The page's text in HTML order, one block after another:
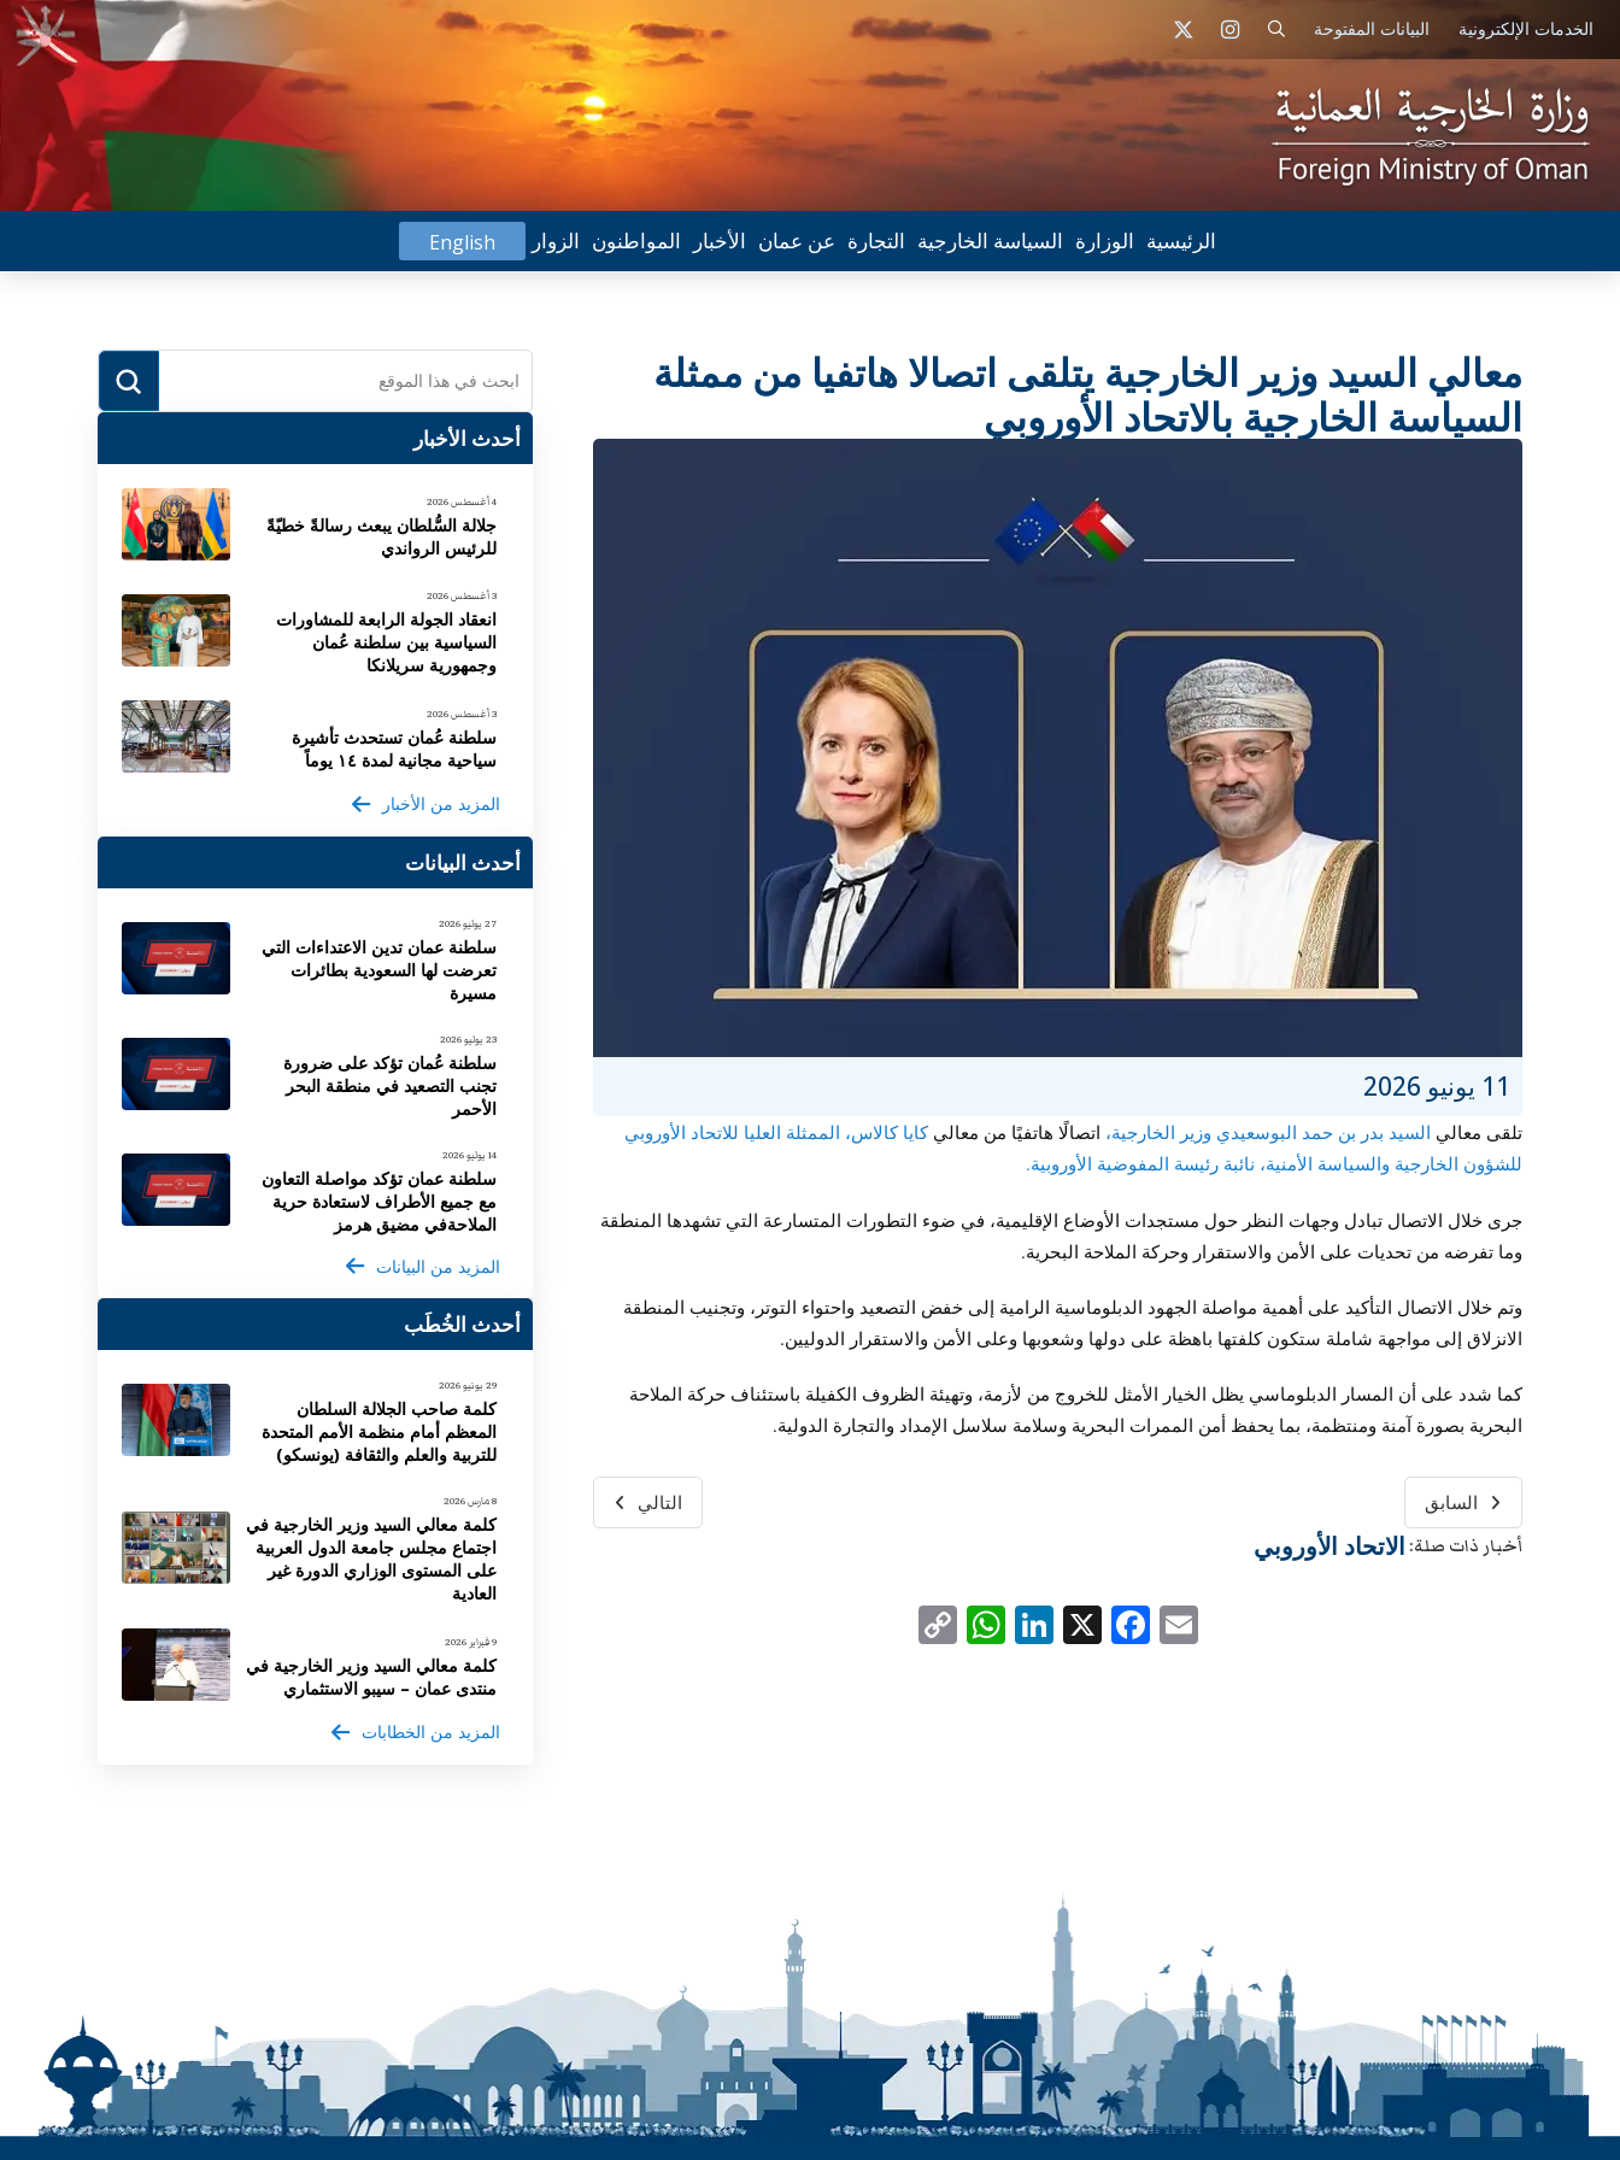
الخدمات الإلكترونية البيانات المفتوحة
English الزوار المواطنون الأخبار عن عمان التجارة السياسة الخارجية الوزارة الرئيسية
معالي السيد وزير الخارجية يتلقى اتصالا هاتفيا من ممثلة
السياسة الخارجية بالاتحاد الأوروبي
11 يونيو 2026
تلقى معالي السيد بدر بن حمد البوسعيدي وزير الخارجية، اتصالًا هاتفيًا من معاليكايا كالاس، الممثلة العليا للاتحاد الأوروبي
للشؤون الخارجية والسياسة الأمنية، نائبة رئيسة المفوضية الأوروبية.
جرى خلال الاتصال تبادل وجهات النظر حول مستجدات الأوضاع الإقليمية، في ضوء التطورات المتسارعة التي تشهدها المنطقة
وما تفرضه من تحديات على الأمن والاستقرار وحركة الملاحة البحرية.
وتم خلال الاتصال التأكيد على أهمية مواصلة الجهود الدبلوماسية الرامية إلى خفض التصعيد واحتواء التوتر، وتجنيب المنطقة
الانزلاق إلى مواجهة شاملة ستكون كلفتها باهظة على دولها وشعوبها وعلى الأمن والاستقرار الدوليين.
كما شدد على أن المسار الدبلوماسي يظل الخيار الأمثل للخروج من لأزمة، وتهيئة الظروف الكفيلة باستئناف حركة الملاحة
البحرية بصورة آمنة ومنتظمة، بما يحفظ أمن الممرات البحرية وسلامة سلاسل الإمداد والتجارة الدولية.
السابق التالي
أخبار ذات صلة: الاتحاد الأوروبي
Email
Facebook
X
LinkedIn
WhatsApp
Search
Submit
أحدث الأخبار
4 أغسطس 2026
جلالة السُّلطان يبعث رسالةً خطيّةً
للرئيس الرواندي
3 أغسطس 2026
انعقاد الجولة الرابعة للمشاورات
السياسية بين سلطنة عُمان
وجمهورية سريلانكا
3 أغسطس 2026
سلطنة عُمان تستحدث تأشيرة
سياحية مجانية لمدة ١٤ يوماً
المزيد من الأخبار
أحدث البيانات
27 يوليو 2026
سلطنة عمان تدين الاعتداءات التي
تعرضت لها السعودية بطائرات
مسيرة
23 يوليو 2026
سلطنة عُمان تؤكد على ضرورة
تجنب التصعيد في منطقة البحر
الأحمر
14 يوليو 2026
سلطنة عمان تؤكد مواصلة التعاون
مع جميع الأطراف لاستعادة حرية
الملاحةفي مضيق هرمز
المزيد من البيانات
أحدث الخُطَب
29 يونيو 2026
كلمة صاحب الجلالة السلطان
المعظم أمام منظمة الأمم المتحدة
للتربية والعلم والثقافة (يونسكو)
8 مارس 2026
كلمة معالي السيد وزير الخارجية في
اجتماع مجلس جامعة الدول العربية
على المستوى الوزاري الدورة غير
العادية
9 فبراير 2026
كلمة معالي السيد وزير الخارجية في
منتدى عمان – سيبو الاستثماري
المزيد من الخطابات